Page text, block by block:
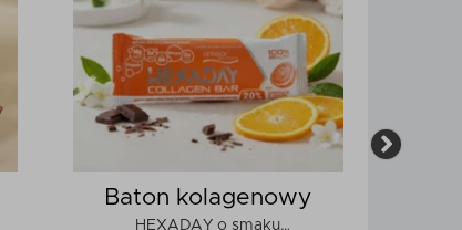
Baton kolagenowy
HEXADAY o smaku